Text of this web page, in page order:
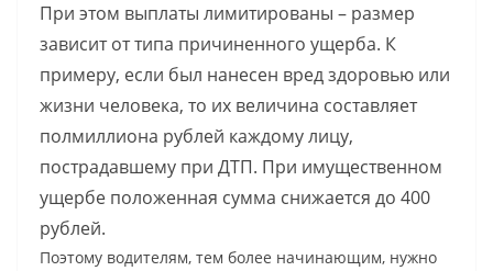
При этом выплаты лимитированы – размер
зависит от типа причиненного ущерба. К
примеру, если был нанесен вред здоровью или
жизни человека, то их величина составляет
полмиллиона рублей каждому лицу,
пострадавшему при ДТП. При имущественном
ущербе положенная сумма снижается до 400
рублей.
Поэтому водителям, тем более начинающим, нужно